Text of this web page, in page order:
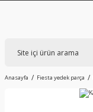
Anasayfa Fiesta yedek parça